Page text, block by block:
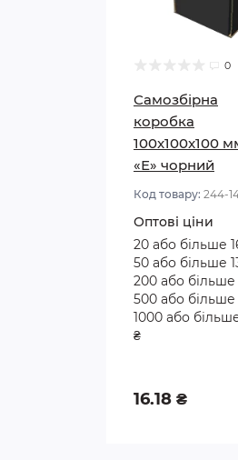
0
Самозбірна
коробка
100x100x100
«Е» чорний
Код товару: 244-
Оптові ціни
20 або більше
50 або більше
200 або більше
500 або більше
1000 або
₴
16.18 ₴